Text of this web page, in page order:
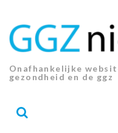
inhoud.
Onafhankelijke
gezondheid en de ggz